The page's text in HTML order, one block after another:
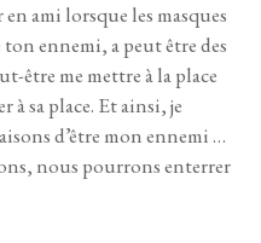
ami lorsque les masques
ennemi, a peut être des
être me mettre à la place
à sa place. Et ainsi, je
d’être mon ennemi …
nous pourrons enterrer